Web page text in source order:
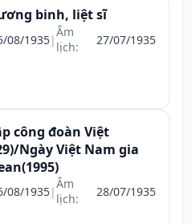
binh, liệt sĩ
08/1935|Âm
lịch:
27/07/1935
công đoàn Việt
Ngày Việt Nam gia
08/1935|Âm
lịch:
28/07/1935